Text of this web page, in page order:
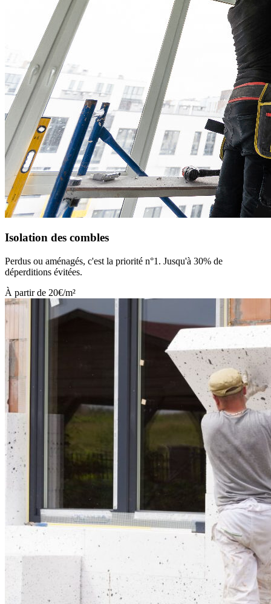
Isolation des combles
Perdus ou aménagés, c'est la priorité n°1. Jusqu'à 30% de
déperditions évitées.
À partir de 20€/m²